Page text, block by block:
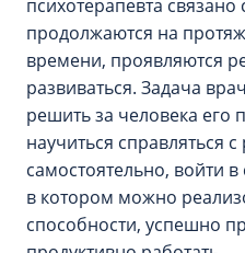
психотерапевта
продолжаются на
времени, проявляются
развиваться. Задача
решить за человека
научиться справляться
самостоятельно, войти
в котором можно
способности, успешно